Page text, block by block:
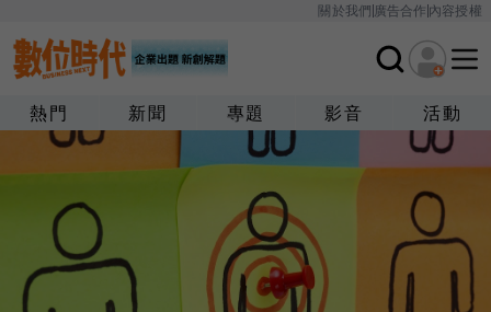
關於我們廣告合作內容授權
熱門 新聞 專題 影音 活動